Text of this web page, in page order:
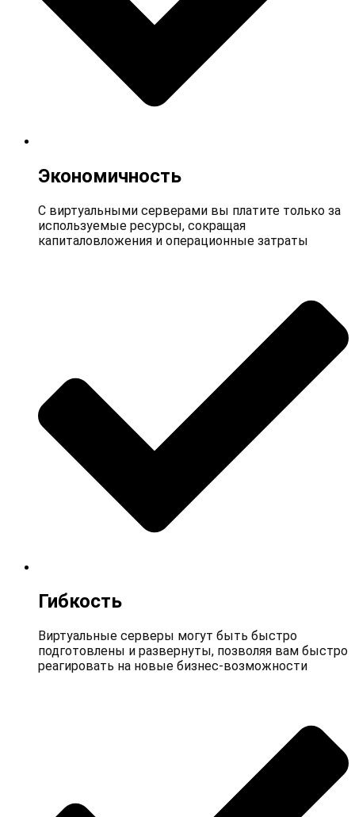
Экономичность
С виртуальными серверами вы платите только за
используемые ресурсы, сокращая
капиталовложения и операционные затраты
Гибкость
Виртуальные серверы могут быть быстро
подготовлены и развернуты, позволяя вам быстро
реагировать на новые бизнес-возможности